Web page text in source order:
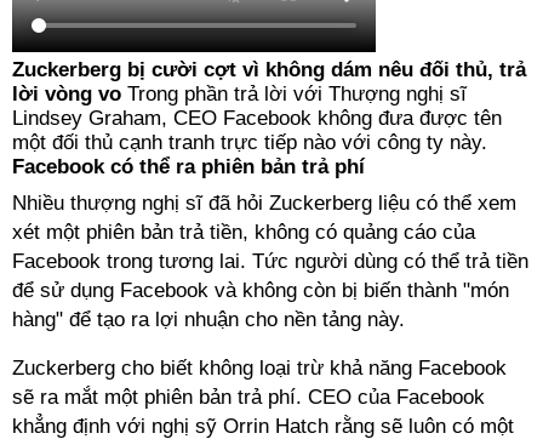
Zuckerberg bị cười cợt vì không dám nêu đối thủ, trả
lời vòng vo Trong phần trả lời với Thượng nghị sĩ
Lindsey Graham, CEO Facebook không đưa được tên
một đối thủ cạnh tranh trực tiếp nào với công ty này.
Facebook có thể ra phiên bản trả phí
Nhiều thượng nghị sĩ đã hỏi Zuckerberg liệu có thể xem
xét một phiên bản trả tiền, không có quảng cáo của
Facebook trong tương lai. Tức người dùng có thể trả tiền
để sử dụng Facebook và không còn bị biến thành "món
hàng" để tạo ra lợi nhuận cho nền tảng này.
Zuckerberg cho biết không loại trừ khả năng Facebook
sẽ ra mắt một phiên bản trả phí. CEO của Facebook
khẳng định với nghị sỹ Orrin Hatch rằng sẽ luôn có một